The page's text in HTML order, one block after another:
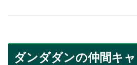
ダンダダンの仲間キ